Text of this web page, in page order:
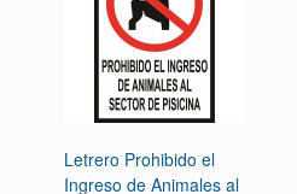
Letrero Prohibido el
Ingreso de Animales al